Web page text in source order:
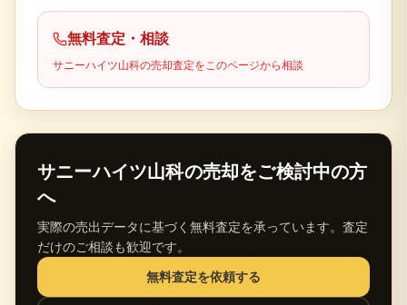
無料査定・相談
サニーハイツ山科の売却査定をこのページから相談
サニーハイツ山科の売却をご検討中の方
へ
実際の売出データに基づく無料査定を承っています。査定
だけのご相談も歓迎です。
無料査定を依頼する